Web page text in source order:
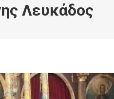
Λευκάδος